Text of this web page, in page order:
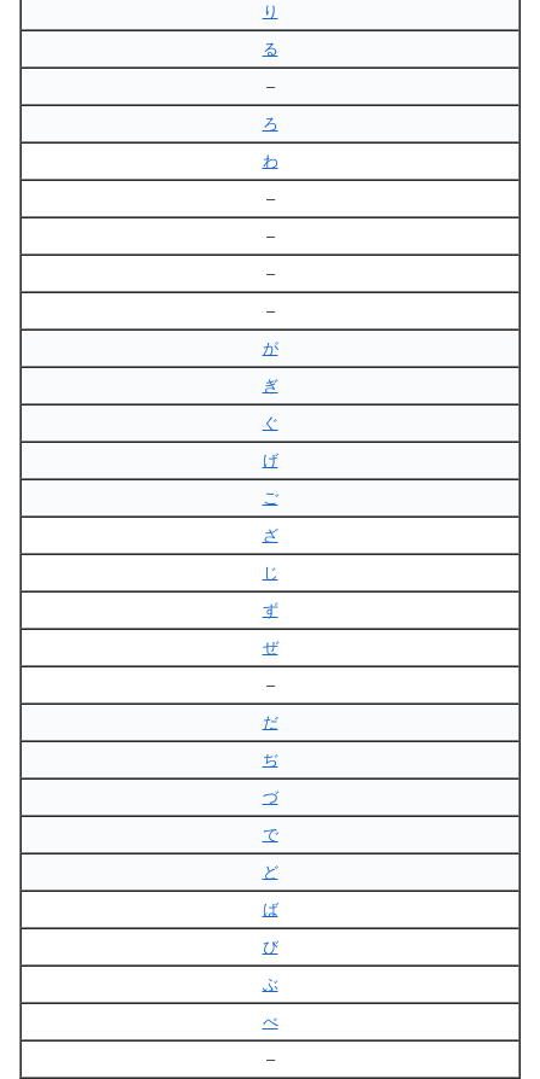
り
る
–
ろ
わ
–
–
–
–
が
ぎ
ぐ
げ
ご
ざ
じ
ず
ぜ
–
だ
ぢ
づ
で
ど
ば
び
ぶ
べ
–